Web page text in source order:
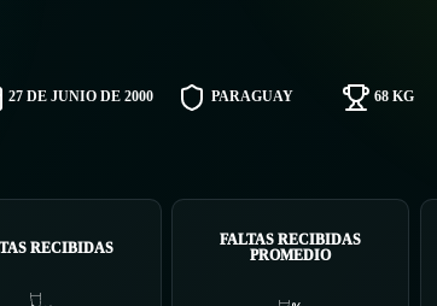
27 DE JUNIO DE 2000 PARAGUAY 68 KG
RECIBIDAS
FALTAS RECIBIDAS
PROMEDIO